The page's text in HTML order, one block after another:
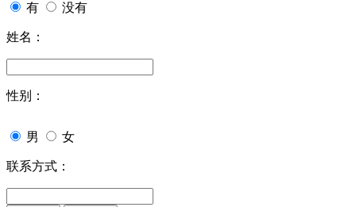
有 没有
姓名：
性别：
男 女
联系方式：